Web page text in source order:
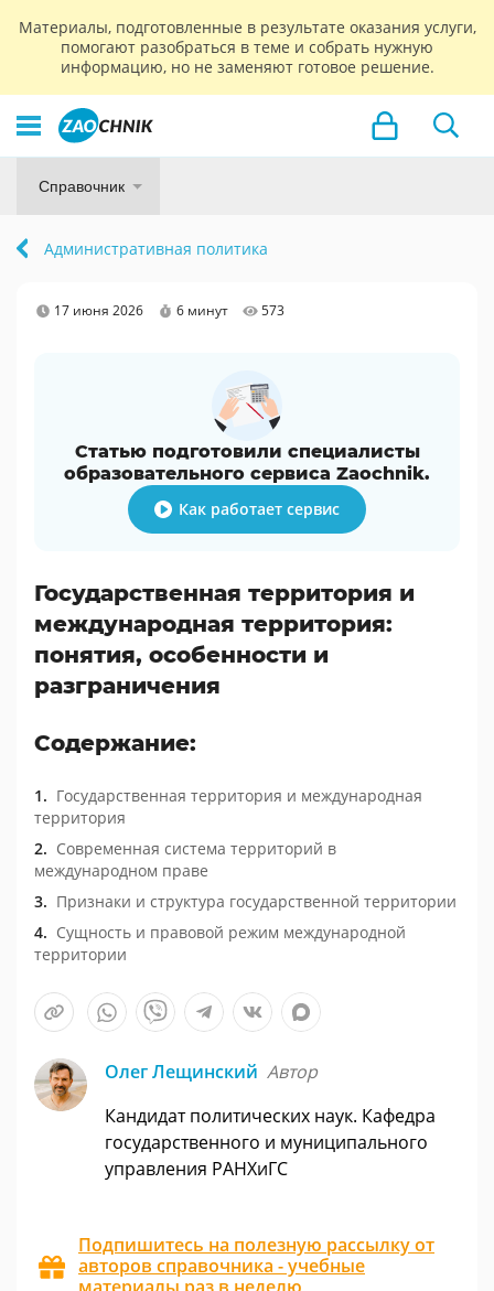
Материалы, подготовленные в результате оказания услуги,
помогают разобраться в теме и собрать нужную
информацию, но не заменяют готовое решение.
Справочник
Административная политика
17 июня 2026 6 минут 573
Статью подготовили специалисты
образовательного сервиса Zaochnik.
Как работает сервис
Государственная территория и
международная территория:
понятия, особенности и
разграничения
Содержание:
Государственная территория и международная
территория
Современная система территорий в
международном праве
Признаки и структура государственной территории
Сущность и правовой режим международной
территории
Олег Лещинский Автор
Кандидат политических наук. Кафедра
государственного и муниципального
управления РАНХиГС
Подпишитесь на полезную рассылку от
авторов справочника - учебные